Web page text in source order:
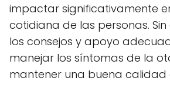
impactar significativamente
cotidiana de las personas.
los consejos y apoyo
manejar los síntomas de la
mantener una buena calidad